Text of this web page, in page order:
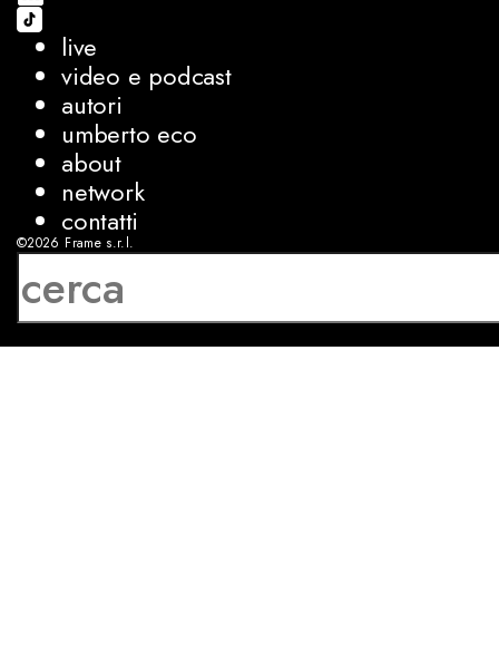
live
video e podcast
autori
umberto eco
about
network
contatti
©2026 Frame s.r.l.
P.IVA 08927250962
sviluppo:Luca Bunino